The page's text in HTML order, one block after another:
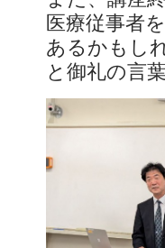
医療従事者
あるかもし
と御礼の言